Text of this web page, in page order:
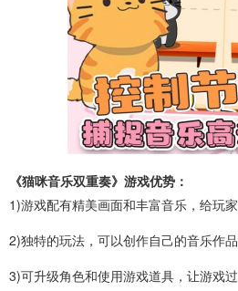
《猫咪音乐双重奏》游戏优势：
1)游戏配有精美画面和丰富音乐，给玩家
2)独特的玩法，可以创作自己的音乐作品
3)可升级角色和使用游戏道具，让游戏过